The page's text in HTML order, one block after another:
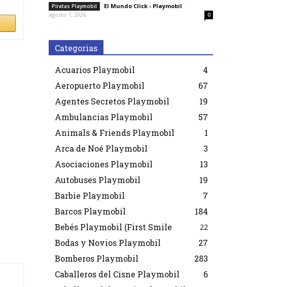
Piratas Playmobil El Mundo Click - Playmobil -
agosto 7, 2026
0
Categorias
Acuarios Playmobil
4
Aeropuerto Playmobil
67
Agentes Secretos Playmobil
19
Ambulancias Playmobil
57
Animals & Friends Playmobil
1
Arca de Noé Playmobil
3
Asociaciones Playmobil
13
Autobuses Playmobil
19
Barbie Playmobil
7
Barcos Playmobil
184
Bebés Playmobil (First Smile
22
Bodas y Novios Playmobil
27
Bomberos Playmobil
283
Caballeros del Cisne Playmobil
6